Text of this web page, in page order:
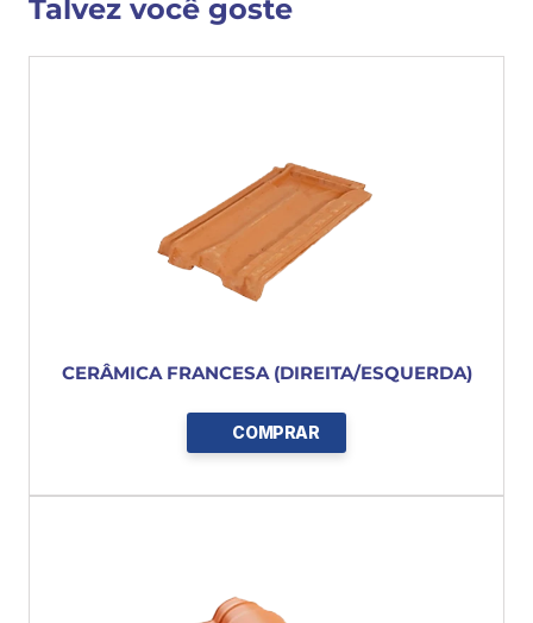
Talvez você goste
CERÂMICA FRANCESA (DIREITA/ESQUERDA)
COMPRAR